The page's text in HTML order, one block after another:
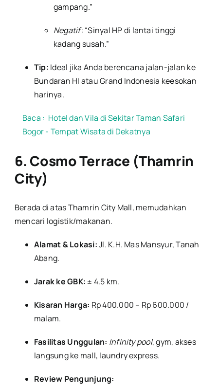
gampang.”
Negatif:“Sinyal HP di lantai tinggi
kadang susah.”
Tip: Ideal jika Anda berencana jalan-jalan ke
Bundaran HI atau Grand Indonesia keesokan
harinya.
Baca : Hotel dan Vila di Sekitar Taman Safari
Bogor - Tempat Wisata di Dekatnya
6. Cosmo Terrace (Thamrin
City)
Berada di atas Thamrin City Mall, memudahkan
mencari logistik/makanan.
Alamat & Lokasi:Jl. K.H. Mas Mansyur, Tanah
Abang.
Jarak ke GBK: ± 4.5 km.
Kisaran Harga: Rp 400.000 – Rp 600.000 /
malam.
Fasilitas Unggulan: Infinity pool, gym, akses
langsung ke mall, laundry express.
Review Pengunjung: